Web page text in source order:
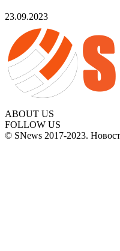
23.09.2023
ABOUT US
FOLLOW US
© SNews 2017-2023.